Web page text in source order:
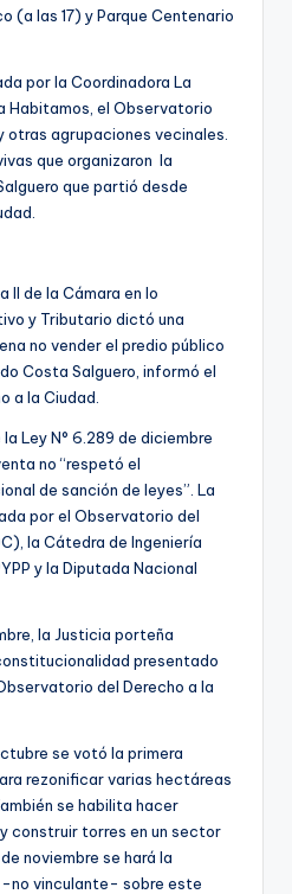
(a las 17) y Parque Centenario
por la Coordinadora La
Habitamos, el Observatorio
otras agrupaciones vecinales.
que organizaron la
que partió desde
II de la Cámara en lo
y Tributario dictó una
no vender el predio público
Costa Salguero, informó el
a la Ciudad.
Ley N° 6.289 de diciembre
no “respetó el
de sanción de leyes”. La
por el Observatorio del
la Cátedra de Ingeniería
y la Diputada Nacional
la Justicia porteña
presentado
del Derecho a la
se votó la primera
rezonificar varias hectáreas
se habilita hacer
construir torres en un sector
noviembre se hará la
no vinculante- sobre este